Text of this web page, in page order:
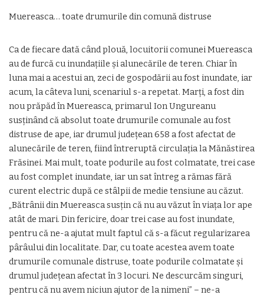
Muereasca… toate drumurile din comună distruse
Ca de fiecare dată când plouă, locuitorii comunei Muereasca
au de furcă cu inundaţiile şi alunecările de teren. Chiar în
luna mai a acestui an, zeci de gospodării au fost inundate, iar
acum, la câteva luni, scenariul s-a repetat. Marţi, a fost din
nou prăpăd în Muereasca, primarul Ion Ungureanu
susţinând că absolut toate drumurile comunale au fost
distruse de ape, iar drumul judeţean 658 a fost afectat de
alunecările de teren, fiind întreruptă circulaţia la Mănăstirea
Frăsinei. Mai mult, toate podurile au fost colmatate, trei case
au fost complet inundate, iar un sat întreg a rămas fără
curent electric după ce stâlpii de medie tensiune au căzut.
„Bătrânii din Muereasca susţin că nu au văzut în viaţa lor ape
atât de mari. Din fericire, doar trei case au fost inundate,
pentru că ne-a ajutat mult faptul că s-a făcut regularizarea
pârâului din localitate. Dar, cu toate acestea avem toate
drumurile comunale distruse, toate podurile colmatate şi
drumul judeţean afectat în 3 locuri. Ne descurcăm singuri,
pentru că nu avem niciun ajutor de la nimeni” – ne-a